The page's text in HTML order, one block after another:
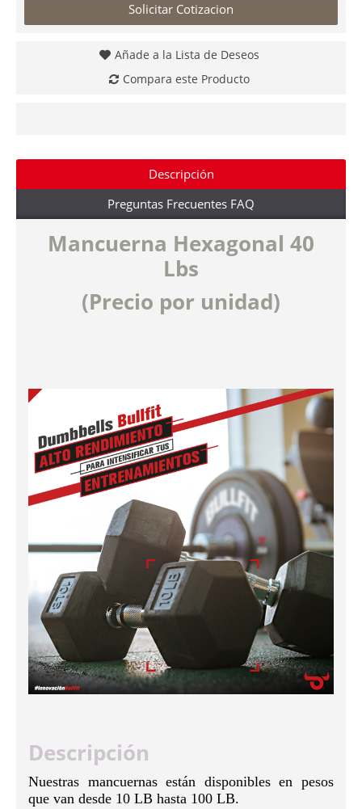
Solicitar Cotizacion
Añade a la Lista de Deseos
Compara este Producto
Descripción
Preguntas Frecuentes FAQ
Mancuerna Hexagonal 40
Lbs
(Precio por unidad)
Descripción
Nuestras mancuernas están disponibles en pesos
que van desde 10 LB hasta 100 LB.